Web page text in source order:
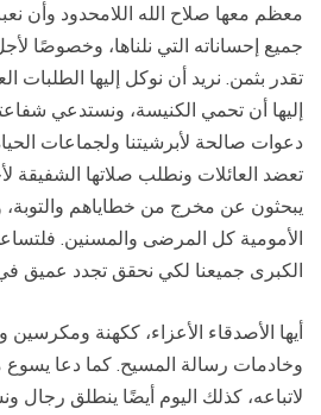
معظم معها صلاح الله اللامحدود وأن
جميع إحساناته التي نلناها، وخصوصًا
تقدر بثمن. نريد أن نوكل إليها الطلبات
إليها أن تحمي الكنيسة، ونستدعي
دعوات صالحة لأبرشيتنا ولجماعات
تعضد العائلات ونطلب صلاتها الشفيقة
يبحثون عن مخرج من خطاياهم والتوبة،
الأمومية كل المرضى والمسنين.
الكبرى جميعنا لكي نحقق تجدد عميق في
أيها الأصدقاء الأعزاء، ككهنة
وخادمات رسالة المسيح. كما دعا
لاتباعه، كذلك اليوم أيضًا ينطلق